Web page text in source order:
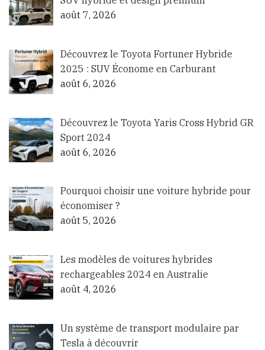
août 7, 2026
Découvrez le Toyota Fortuner Hybride
2025 : SUV Économe en Carburant
août 6, 2026
Découvrez le Toyota Yaris Cross Hybrid GR
Sport 2024
août 6, 2026
Pourquoi choisir une voiture hybride pour
économiser ?
août 5, 2026
Les modèles de voitures hybrides
rechargeables 2024 en Australie
août 4, 2026
Un système de transport modulaire par
Tesla à découvrir